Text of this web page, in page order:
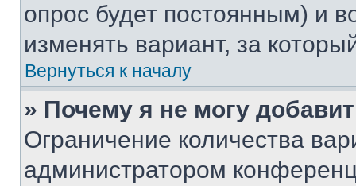
опрос будет постоянным) и
изменять вариант, за
Вернуться к началу
» Почему я не могу
Ограничение количества
администратором